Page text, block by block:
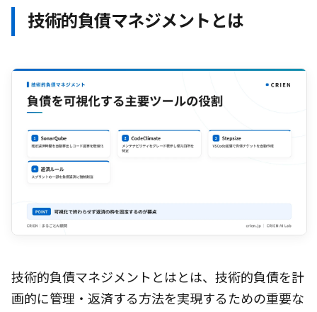
技術的負債マネジメントとは
技術的負債マネジメントとはとは、技術的負債を計
画的に管理・返済する方法を実現するための重要な